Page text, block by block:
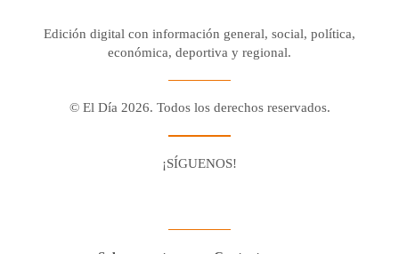
Edición digital con información general, social, política,
económica, deportiva y regional.
© El Día 2026. Todos los derechos reservados.
¡SÍGUENOS!